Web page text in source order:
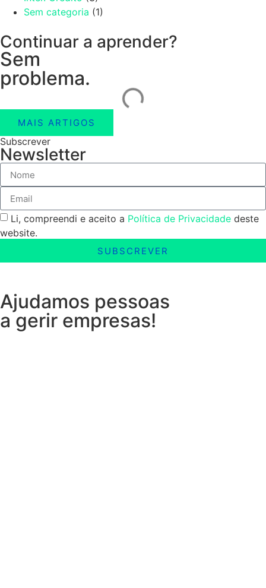
Sem categoria (1)
Continuar a aprender?
Sem
problema.
MAIS ARTIGOS
Subscrever
Newsletter
Li, compreendi e aceito a Política de Privacidade deste
website.
SUBSCREVER
Ajudamos pessoas
a gerir empresas!